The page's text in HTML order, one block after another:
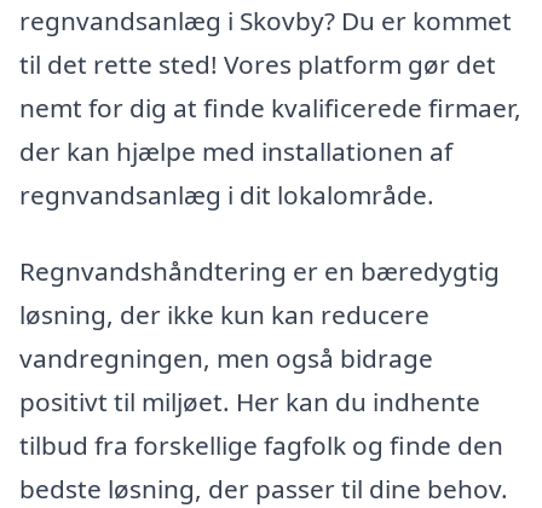
regnvandsanlæg i Skovby? Du er kommet
til det rette sted! Vores platform gør det
nemt for dig at finde kvalificerede firmaer,
der kan hjælpe med installationen af
regnvandsanlæg i dit lokalområde.
Regnvandshåndtering er en bæredygtig
løsning, der ikke kun kan reducere
vandregningen, men også bidrage
positivt til miljøet. Her kan du indhente
tilbud fra forskellige fagfolk og finde den
bedste løsning, der passer til dine behov.